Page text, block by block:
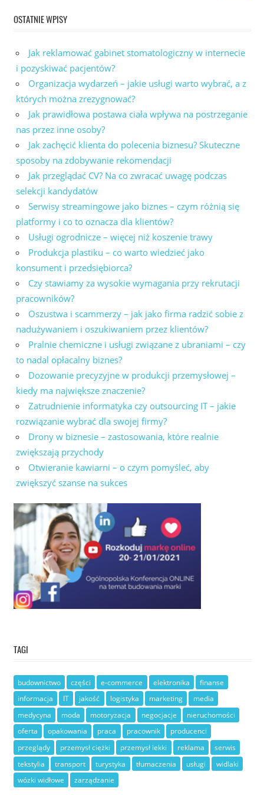
OSTATNIE WPISY
Jak reklamować gabinet stomatologiczny w internecie
i pozyskiwać pacjentów?
Organizacja wydarzeń – jakie usługi warto wybrać, a z
których można zrezygnować?
Jak prawidłowa postawa ciała wpływa na postrzeganie
nas przez inne osoby?
Jak zachęcić klienta do polecenia biznesu? Skuteczne
sposoby na zdobywanie rekomendacji
Jak przeglądać CV? Na co zwracać uwagę podczas
selekcji kandydatów
Serwisy streamingowe jako biznes – czym różnią się
platformy i co to oznacza dla klientów?
Usługi ogrodnicze – więcej niż koszenie trawy
Produkcja plastiku – co warto wiedzieć jako
konsument i przedsiębiorca?
Czy stawiamy za wysokie wymagania przy rekrutacji
pracowników?
Oszustwa i scammerzy – jak jako firma radzić sobie z
nadużywaniem i oszukiwaniem przez klientów?
Pralnie chemiczne i usługi związane z ubraniami – czy
to nadal opłacalny biznes?
Dozowanie precyzyjne w produkcji przemysłowej –
kiedy ma największe znaczenie?
Zatrudnienie informatyka czy outsourcing IT – jakie
rozwiązanie wybrać dla swojej firmy?
Drony w biznesie – zastosowania, które realnie
zwiększają przychody
Otwieranie kawiarni – o czym pomyśleć, aby
zwiększyć szanse na sukces
TAGI
budownictwo części e-commerce elektronika
finanse
informacja
IT jakość logistyka marketing
media
medycyna
moda motoryzacja negocjacje
nieruchomości
oferta
opakowania praca pracownik
producenci
przeglądy
przemysł ciężki przemysł lekki reklama
serwis
tekstylia
transport turystyka tłumaczenia usługi
widlaki
wózki widłowe
zarządzanie